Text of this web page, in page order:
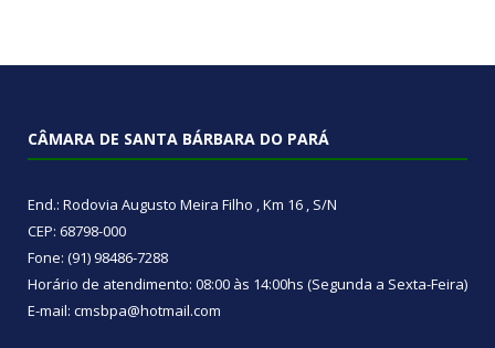
CÂMARA DE SANTA BÁRBARA DO PARÁ
End.: Rodovia Augusto Meira Filho , Km 16 , S/N
CEP: 68798-000
Fone: (91) 98486-7288
Horário de atendimento: 08:00 às 14:00hs (Segunda a Sexta-Feira)
E-mail: cmsbpa@hotmail.com